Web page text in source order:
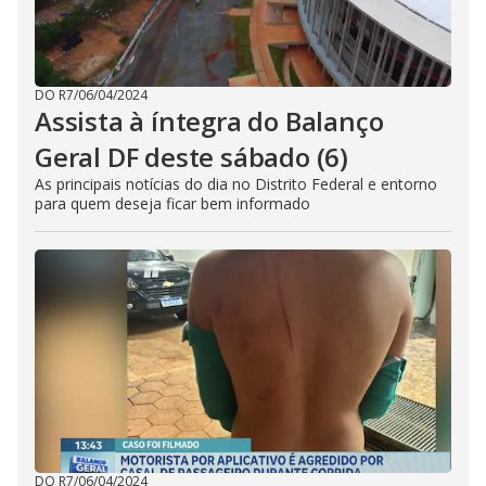
DO R7/06/04/2024
Assista à íntegra do Balanço
Geral DF deste sábado (6)
As principais notícias do dia no Distrito Federal e entorno
para quem deseja ficar bem informado
DO R7/06/04/2024